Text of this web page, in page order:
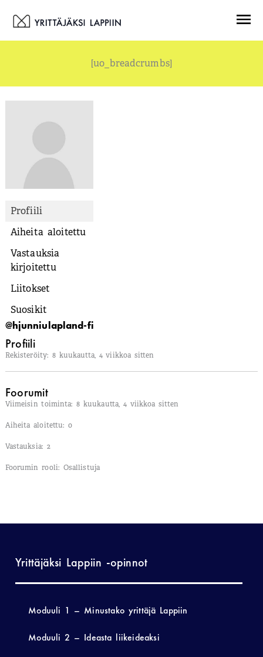
sisältöön
[uo_breadcrumbs]
Profiili
Aiheita aloitettu
Vastauksia
kirjoitettu
Liitokset
Suosikit
@hjunniulapland-fi
Profiili
Rekisteröity: 8 kuukautta, 4 viikkoa sitten
Foorumit
Viimeisin toiminta: 8 kuukautta, 4 viikkoa sitten
Aiheita aloitettu: 0
Vastauksia: 2
Foorumin rooli: Osallistuja
Yrittäjäksi Lappiin -opinnot
Moduuli 1 – Minustako yrittäjä Lappiin
Moduuli 2 – Ideasta liikeideaksi